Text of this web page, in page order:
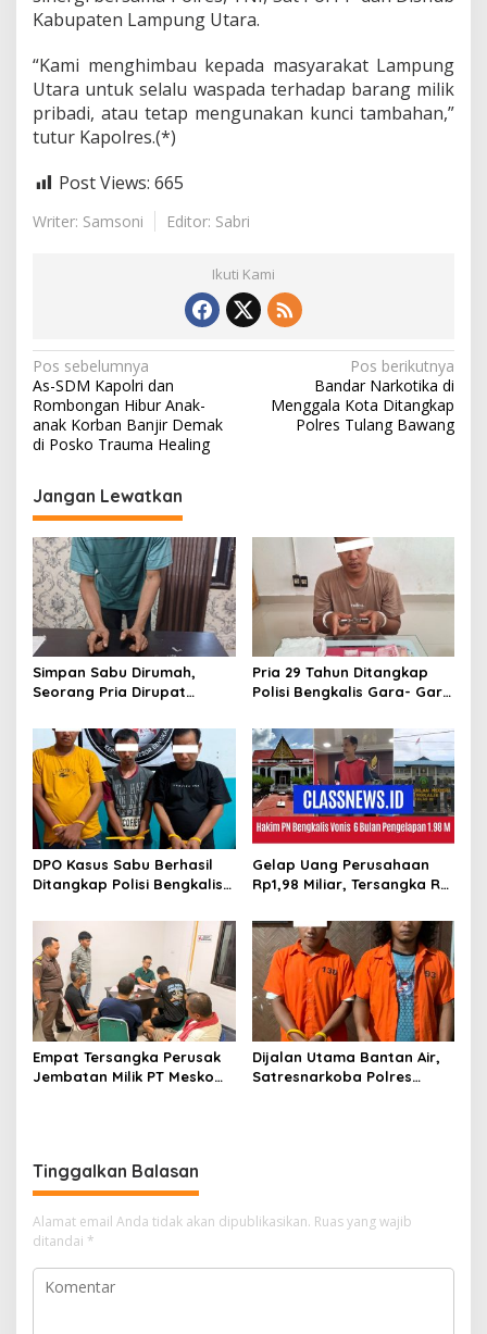
g
n
M
e
n
g
m
n
a
g
P
e
l
k
Kabupaten Lampung Utara.
“Kami menghimbau kepada masyarakat Lampung
Utara untuk selalu waspada terhadap barang milik
pribadi, atau tetap mengunakan kunci tambahan,”
tutur Kapolres.(*)
Post Views: 665
Writer: Samsoni Editor: Sabri
Ikuti Kami
N
a
v
i
g
a
s
i
p
o
s
Pos sebelumnya
As-SDM Kapolri dan
Rombongan Hibur Anak-
anak Korban Banjir Demak
di Posko Trauma Healing
Pos berikutnya
Bandar Narkotika di
Menggala Kota Ditangkap
Polres Tulang Bawang
Jangan Lewatkan
Simpan Sabu Dirumah,
Seorang Pria Dirupat
Pria 29 Tahun Ditangkap
Polisi Bengkalis Gara- Gara
DPO Kasus Sabu Berhasil
Ditangkap Polisi Bengkalis,
Diringkus
Gelap Uang Perusahaan
Rp1,98 Miliar, Tersangka RS
PN Bengkalis, JPU Ajukan
Banding
Empat Tersangka Perusak
Jembatan Milik PT Meskom
Dijalan Utama Bantan Air,
Satresnarkoba Polres
Tinggalkan Balasan
Alamat email Anda tidak akan dipublikasikan. Ruas yang wajib
ditandai *